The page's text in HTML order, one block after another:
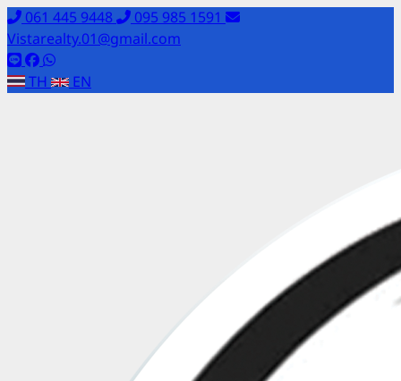
061 445 9448
095 985 1591
Vistarealty.01@gmail.com
TH
EN